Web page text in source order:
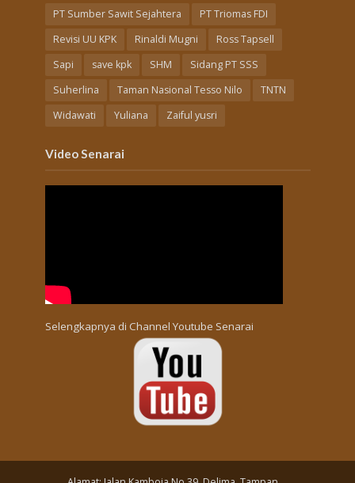
PT Sumber Sawit Sejahtera
PT Triomas FDI
Revisi UU KPK
Rinaldi Mugni
Ross Tapsell
Sapi
save kpk SHM
Sidang PT SSS
Suherlina
Taman Nasional Tesso Nilo
TNTN
Widawati
Yuliana Zaiful yusri
Video Senarai
Selengkapnya di Channel Youtube Senarai